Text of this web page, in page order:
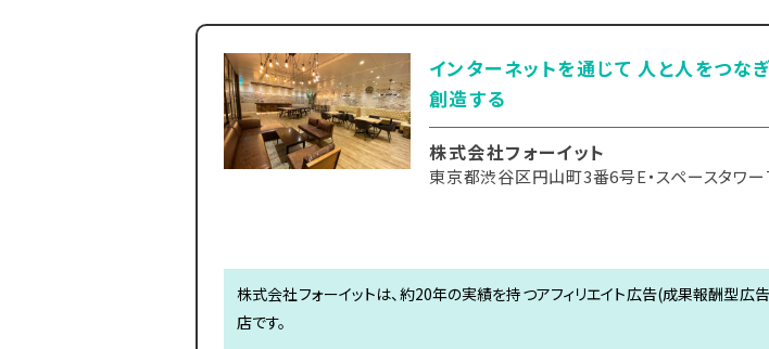
インターネットを通じて 人と人をつな
創造する
株式会社フォーイット
東京都渋谷区円山町3番6号E・スペースタワ
株式会社フォーイットは、約20年の実績を持つアフィリエイト広告(成果報酬型広
店です。